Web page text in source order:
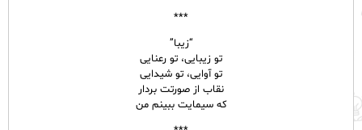
***​
“زیبا”
تو زیبایی، تو رعنایی
تو آوایی، تو شیدایی
نقاب از صورتت بردار
که سیمایت ببینم من